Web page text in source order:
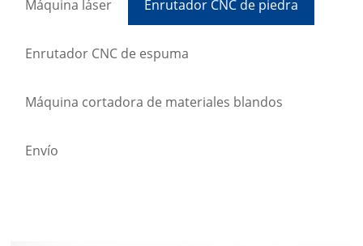
Máquina láser Enrutador CNC de piedra
Enrutador CNC de espuma
Máquina cortadora de materiales blandos
Envío